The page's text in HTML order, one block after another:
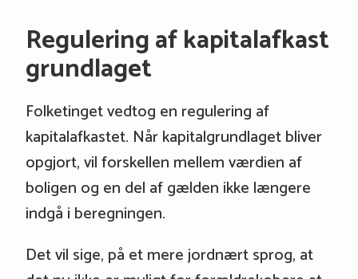
Regulering af kapitalafkast
grundlaget
Folketinget vedtog en regulering af
kapitalafkastet. Når kapitalgrundlaget bliver
opgjort, vil forskellen mellem værdien af
boligen og en del af gælden ikke længere
indgå i beregningen.
Det vil sige, på et mere jordnært sprog, at